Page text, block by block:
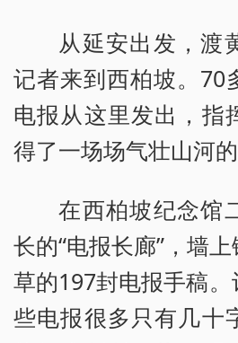
从延安出发，渡
记者来到西柏坡。70
电报从这里发出，指
得了一场场气壮山河的
在西柏坡纪念馆
长的“电报长廊”，墙
草的197封电报手稿
些电报很多只有几十